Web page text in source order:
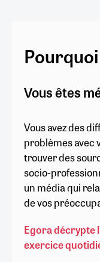
Vous êtes
Vous avez des
problèmes avec
trouver des
socio-
un média qui
de vos
Egora décrypte
exercice